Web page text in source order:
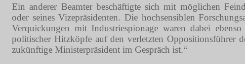
Ein anderer Beamter beschäftigte sich mit möglichen
oder seines Vizepräsidenten. Die hochsensiblen
Verquickungen mit Industriespionage waren dabei
politischer Hitzköpfe auf den verletzten Oppositionsführer
zukünftige Ministerpräsident im Gespräch ist.“